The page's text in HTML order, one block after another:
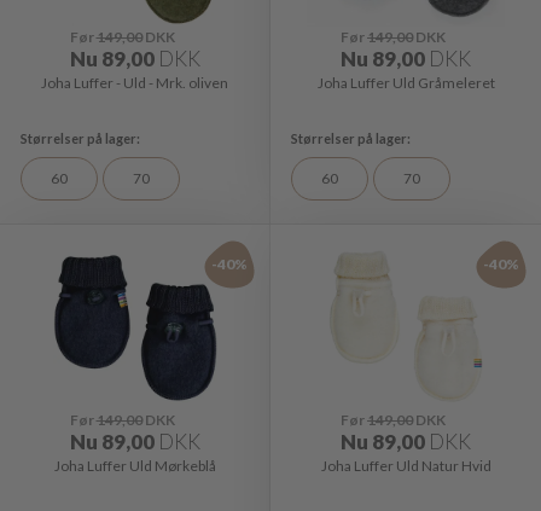
Før149,00DKK
Nu 89,00 DKK
Joha Luffer - Uld - Mrk. oliven
60 70
Før149,00 DKK
Nu 89,00 DKK
Joha Luffer Uld Gråmeleret
60 70
-40%
Før149,00DKK
Nu 89,00 DKK
Joha Luffer Uld Mørkeblå
-40%
Før149,00 DKK
Nu 89,00 DKK
Joha Luffer Uld Natur Hvid